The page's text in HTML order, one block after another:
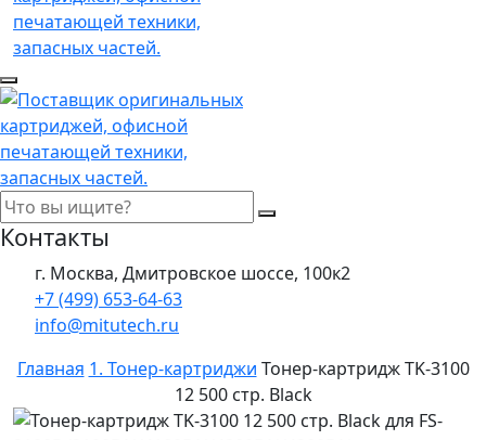
Контакты
г. Москва, Дмитровское шоссе, 100к2
+7 (499) 653-64-63
info@mitutech.ru
Главная 1. Тонер-картриджи Тонер-картридж TK-3100
12 500 стр. Black